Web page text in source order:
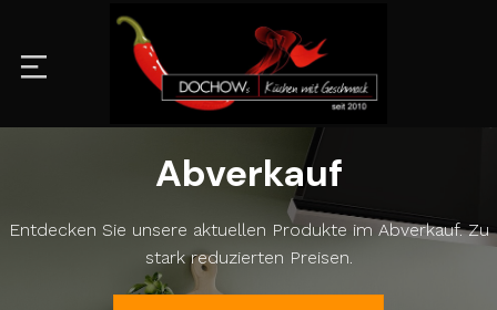
springen
Abverkauf
Entdecken Sie unsere aktuellen Produkte im Abverkauf. Zu
stark reduzierten Preisen.